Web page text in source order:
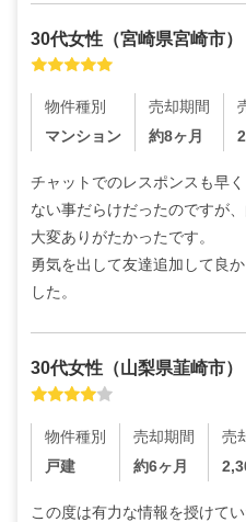
30代女性 （宮崎県宮崎市）
物件種別
マンション
売却期間
約8ヶ月
チャットでのレスポンスも早
ない事だらけだったのですが
大変ありがたかったです。
勇気を出して友達追加して良
した。
30代女性 （山梨県韮崎市）
物件種別
戸建
売却期間
約6ヶ月
売
この度は有力な情報を授けて